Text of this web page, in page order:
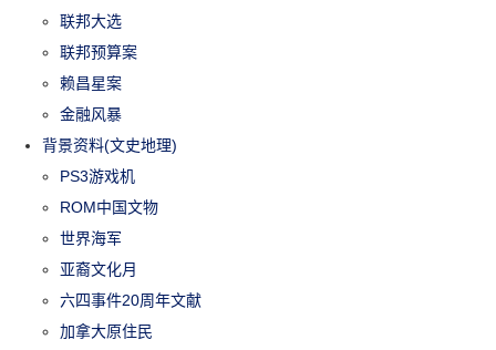
联邦大选
联邦预算案
赖昌星案
金融风暴
背景资料(文史地理)
PS3游戏机
ROM中国文物
世界海军
亚裔文化月
六四事件20周年文献
加拿大原住民